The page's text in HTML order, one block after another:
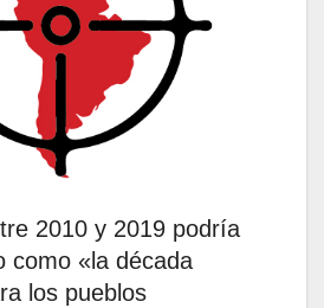
2010 y 2019 podría
como «la década
los pueblos